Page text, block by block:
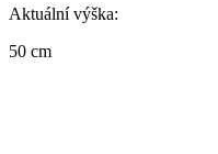
Aktuální výška:
50 cm